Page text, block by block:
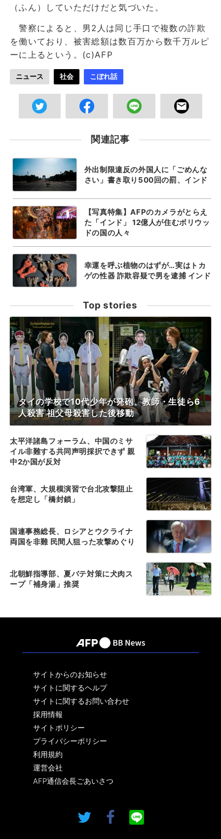
（ふん）していただけだと気づいた。
警察によると、男2人は同じ手口で複数の詐欺
を働いており、被害総額は数百万から数千万ルピ
ーに上るという。(c)AFP
ニュース 社会 こぼれ話
関連記事
外出制限違反の外国人に「ごめんな
さい」書き取り500回の罰、インド
【写真特集】AFPのカメラがとらえ
た「インド」 12億人が住むボリウッ
ドの国の人々
幸運を呼ぶ植物のはずが…実はトカ
ゲの性器 詐欺容疑で男を逮捕 インド
Top stories
タイの学校で10代少年が発砲、教師・生徒ら6
人殺害 祖父母殺害した後移動
太平洋諸島フォーラム、中国のミサ
イル非難する共同声明採択できず 親
中2か国が反対
台湾軍、大規模演習で台北攻撃阻止
を想定し「橋封鎖」
国連事務総長、ロシアとウクライナ
両国を非難 民間人狙った攻撃めぐり
北朝鮮指導部、夏バテ対策に犬肉ス
ープ「補身湯」推奨
サイトからのお知らせ
サイトに関するヘルプ
サイトに関するお問い合わせ
採用情報
サイトポリシー
プライバシーポリシー
利用規約
運営会社
AFP通信会長ごあいさつ